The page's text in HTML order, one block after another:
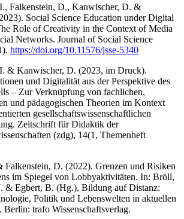
Falkenstein, D., Kanwischer, D. &
Social Science Education under Digital
Role of Creativity in the Context of Media
Networks. Journal of Social Science
https://doi.org/10.11576/jsse-5340
& Kanwischer, D. (2023, im Druck).
und Digitalität aus der Perspektive des
– Zur Verknüpfung von fachlichen,
und pädagogischen Theorien im Kontext
gesellschaftswissenschaftlichen
Zeitschrift für Didaktik der
(zdg), 14(1, Themenheft
Falkenstein, D. (2022). Grenzen und Risiken
im Spiegel von Lobbyaktivitäten. In: Bröll,
& Egbert, B. (Hg.), Bildung auf Distanz:
Politik und Lebenswelten in aktuellen
Berlin: trafo Wissenschaftsverlag.